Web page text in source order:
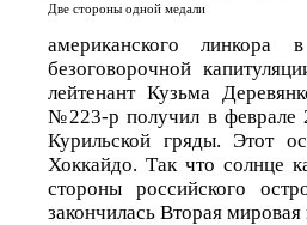
Две стороны одной медали
американского
безоговорочной
лейтенант Кузьма
№223-р получил в феврале
Курильской гряды. Этот
Хоккайдо. Так что солнце
стороны российского
закончилась Вторая